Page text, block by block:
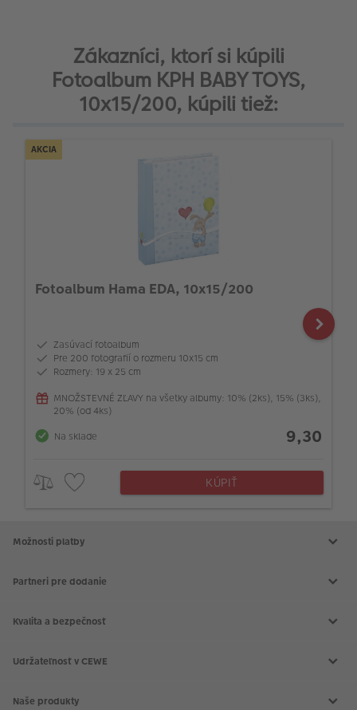
Zákazníci, ktorí si kúpili
Fotoalbum KPH BABY TOYS,
10x15/200, kúpili tiež:
AKCIA
Fotoalbum Hama EDA, 10x15/200
Zasúvací fotoalbum
Pre 200 fotografií o rozmeru 10x15 cm
Rozmery: 19 x 25 cm
MNOŽSTEVNÉ ZĽAVY na všetky albumy: 10% (2ks), 15% (3ks),
20% (od 4ks)
Na sklade
9,30
KÚPIŤ
Možnosti platby
Partneri pre dodanie
Kvalita a bezpečnosť
Udržateľnosť v CEWE
Naše produkty